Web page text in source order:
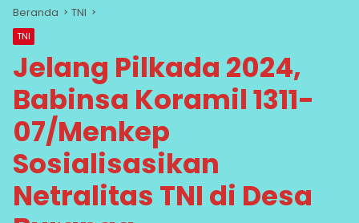
Beranda TNI
TNI
Jelang Pilkada 2024,
Babinsa Koramil 1311-
07/Menkep
Sosialisasikan
Netralitas TNI di Desa